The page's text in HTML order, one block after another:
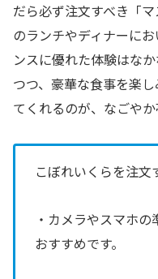
だら必ず注文すべき「
のランチやディナーに
ンスに優れた体験はな
つつ、豪華な食事を楽
てくれるのが、なごや
こぼれいくらを注文
・カメラやスマホ
おすすめです。